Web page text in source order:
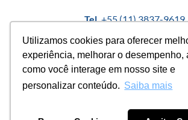
Utilizamos cookies para oferecer
experiência, melhorar o desempenho,
como você interage em nosso site e
personalizar conteúdo. Saiba mais
Utilizamos cookies para oferecer
experiência, melhorar o desempenho,
como você interage em nosso site e
personalizar conteúdo. Saiba mais
Tel.+55 (11) 3837-9619
Política Interna de Proteção de Dados |
Dados: Marcelo Correa |